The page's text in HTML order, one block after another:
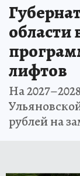
области
лифтов
На
рублей на